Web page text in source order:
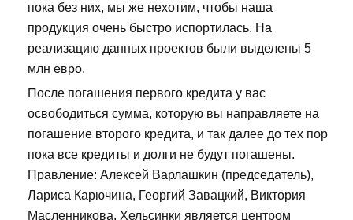
пока без них, мы же нехотим, чтобы наша
продукция очень быстро испортилась. На
реализацию данных проектов были выделены 5
млн евро.
После погашения первого кредита у вас
освободиться сумма, которую вы направляете на
погашение второго кредита, и так далее до тех пор
пока все кредиты и долги не будут погашены.
Правление: Алексей Варлашкин (председатель),
Лариса Карючина, Георгий Завацкий, Виктория
Масленникова. Хельсинки является центром